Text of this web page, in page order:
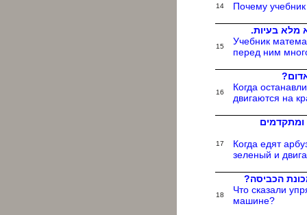
14 Почему учебник
15
מלא בעיות.
Учебник
перед ним
16
Когда
двигаются на
17
ומתקדמים
Когда едят
зеленый и
18
הכביסה?
Что сказали
машине?